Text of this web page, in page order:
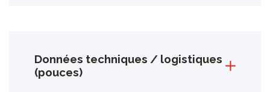
Données techniques / logistiques
(pouces)